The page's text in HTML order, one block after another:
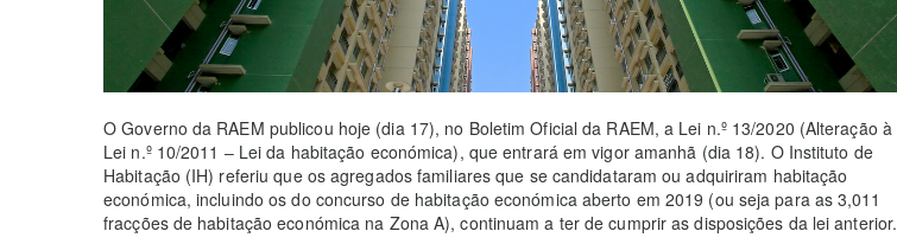
O Governo da RAEM publicou hoje (dia 17), no Boletim Oficial da RAEM, a Lei n.º 13/2020 (Alteração à
Lei n.º 10/2011 ‒ Lei da habitação económica), que entrará em vigor amanhã (dia 18). O Instituto de
Habitação (IH) referiu que os agregados familiares que se candidataram ou adquiriram habitação
económica, incluindo os do concurso de habitação económica aberto em 2019 (ou seja para as 3,011
fracções de habitação económica na Zona A), continuam a ter de cumprir as disposições da lei anterior.